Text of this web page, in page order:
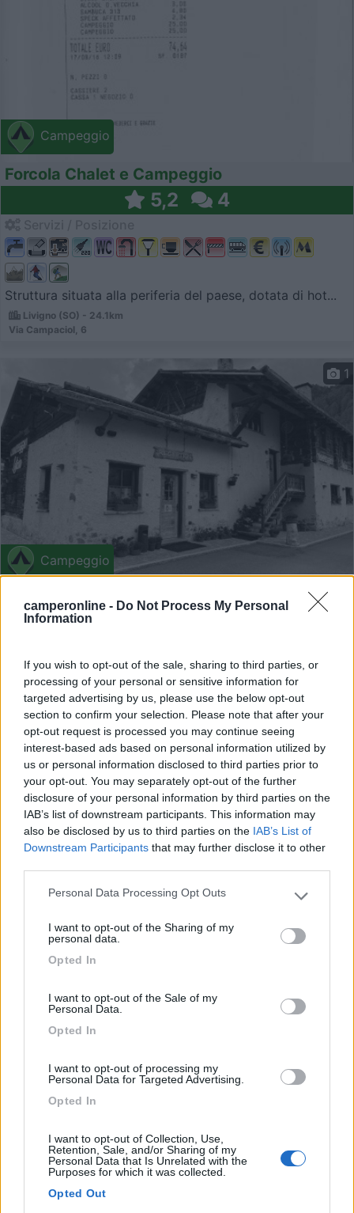
camperonline - Do Not Process My Personal
Information
If you wish to opt-out of the sale, sharing to third parties, or
processing of your personal or sensitive information for
targeted advertising by us, please use the below opt-out
section to confirm your selection. Please note that after your
opt-out request is processed you may continue seeing
interest-based ads based on personal information utilized by
us or personal information disclosed to third parties prior to
your opt-out. You may separately opt-out of the further
disclosure of your personal information by third parties on the
IAB’s list of downstream participants. This information may
also be disclosed by us to third parties on the IAB’s List of
Downstream Participants that may further disclose it to other
Please note that this website/app uses one or more Google
not limited to your visit or usage behaviour. You may click to
grant or deny consent to Google and its third-party tags to
use your data for below specified purposes in below Google
Personal Data Processing Opt Outs
I want to opt-out of the Sharing of my
personal data.
Opted In
I want to opt-out of the Sale of my
Personal Data.
Opted In
I want to opt-out of processing my
Personal Data for Targeted Advertising.
Opted In
I want to opt-out of Collection, Use,
Retention, Sale, and/or Sharing of my
Personal Data that Is Unrelated with the
Purposes for which it was collected.
Opted Out
Campeggio
Forcola Chalet e Campeggio
5,2 4
Struttura situata alla periferia del paese, dotata di hot...
Livigno (SO) - 24.1km
Via Campaciol, 6
Campeggio
1
Campeggio Letizia
A 10 minuti da Livigno, campeggio di recente
costruzione ...
Livigno (SO) - 24.1km
Via Campaciol - Loc. Forcola
Campeggio
7,8 5
Servizi / Posizione
Piccolo campeggio a conduzione famigliare, con allaccio